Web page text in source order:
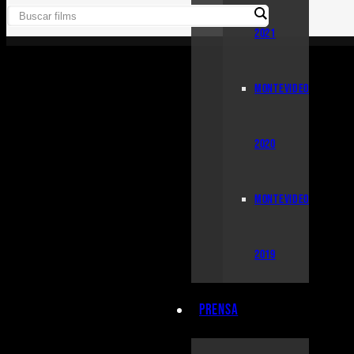
2021
MONTEVIDEO
2020
MONTEVIDEO
2019
PRENSA